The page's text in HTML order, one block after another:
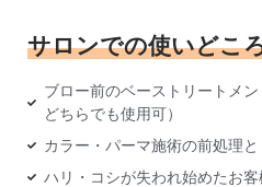
サロンでの使いどこ
ブロー前のベーストリートメ
どちらでも使用可）
カラー・パーマ施術の前処理と
ハリ・コシが失われ始めたお